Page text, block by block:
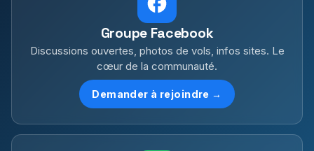
Groupe Facebook
Discussions ouvertes, photos de vols, infos sites. Le
cœur de la communauté.
Demander à rejoindre →